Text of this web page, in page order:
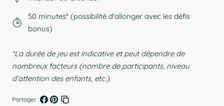
50 minutes* (possibilité d'allonger avec les défis
bonus)
*La durée de jeu est indicative et peut dépendre de
nombreux facteurs (nombre de participants, niveau
d’attention des enfants, etc.).
Partager :